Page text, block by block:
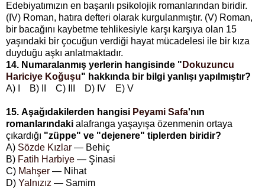
Edebiyatımızın en başarılı psikolojik romanlarından biridir.
(IV) Roman, hatıra defteri olarak kurgulanmıştır. (V) Roman,
bir bacağını kaybetme tehlikesiyle karşı karşıya olan 15
yaşındaki bir çocuğun verdiği hayat mücadelesi ile bir kıza
duyduğu aşkı anlatmaktadır.
14. Numaralanmış yerlerin hangisinde " Dokuzuncu
Hariciye Koğuşu" hakkında bir bilgi yanlışı yapılmıştır?
A) I B) II C) III D) IV E) V
15. Aşağıdakilerden hangisi Peyami Safa'nın
romanlarındaki alafranga yaşayışa özenmenin ortaya
çıkardığı "züppe" ve "dejenere" tiplerden biridir?
A) Sözde Kızlar — Behiç
B) Fatih Harbiye — Şinasi
C) Mahşer — Nihat
D) Yalnızız — Samim